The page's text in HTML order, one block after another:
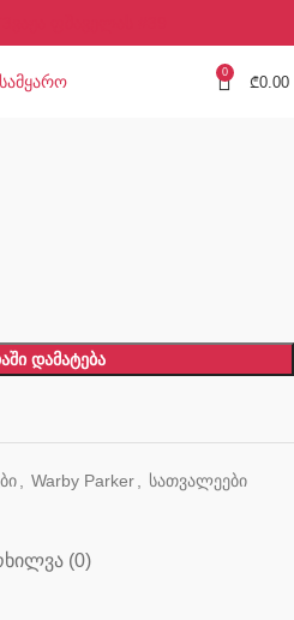
0
₾0.00
ᲓᲐᲛᲐᲢᲔᲑᲐ
, Warby Parker, სათვალეები
(0)